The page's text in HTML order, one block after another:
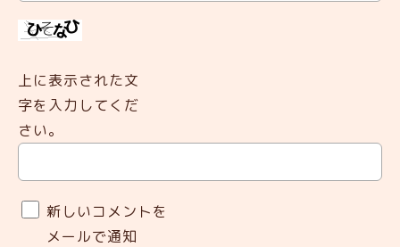
上に表示された文
字を入力してくだ
さい。
新しいコメントを
メールで通知